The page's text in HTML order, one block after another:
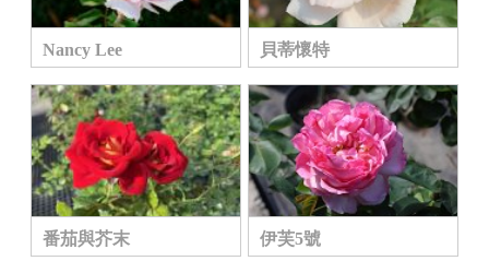
Nancy Lee 貝蒂懷特
番茄與芥末 伊芙5號